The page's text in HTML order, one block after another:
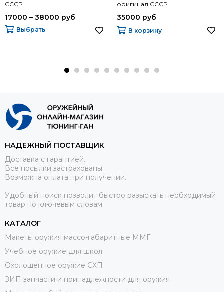
СССР
17000 – 38000 руб
Выбрать
оригинал СССР
35000 руб
В корзину
НАДЕЖНЫЙ ПОСТАВЩИК
Доставка с гарантией.
Все посылки застрахованы.
Возможна оплата при получении.
Удобный поиск позволит быстро разыскать необходимый
товар по ключевым словам.
КАТАЛОГ
Макеты оружия массо-габаритные ММГ
Учебное оружие для школ
Охолощенное оружие СХП
ЗИП запчасти и принадлежности для оружия